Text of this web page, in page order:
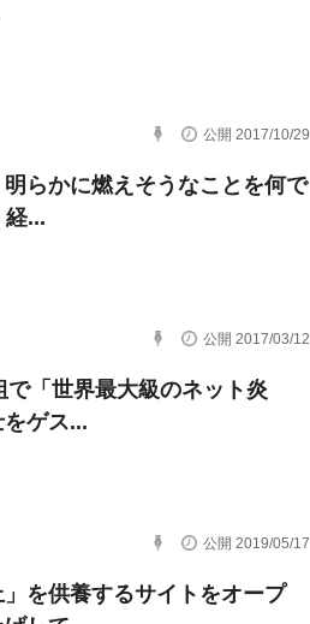
公開 2017/10/29
かに燃えそうなことを何で
...
公開 2017/03/12
「世界最大級のネット炎
ゲス...
公開 2019/05/17
を供養するサイトをオープ